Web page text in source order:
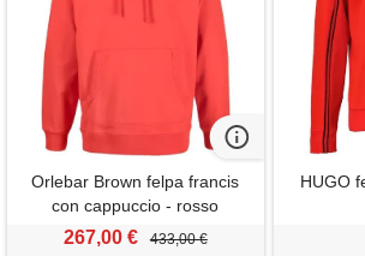
Orlebar Brown felpa francis
con cappuccio - rosso
267,00 € 433,00 €
HUGO